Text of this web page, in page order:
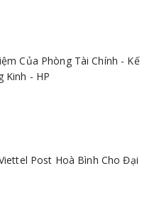
Của Phòng Tài Chính - Kế
Kinh - HP
Post Hoà Bình Cho Đại